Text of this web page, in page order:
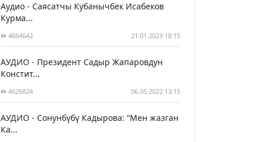
Аудио - Саясатчы Кубанычбек Исабеков
Курма...
4664642 21.01.2023 18:15
АУДИО - Президент Садыр Жапаровдун
Констит...
4626824 06.05.2022 13:15
АУДИО - Сонунбүбү Кадырова: “Мен жазган
Ка...